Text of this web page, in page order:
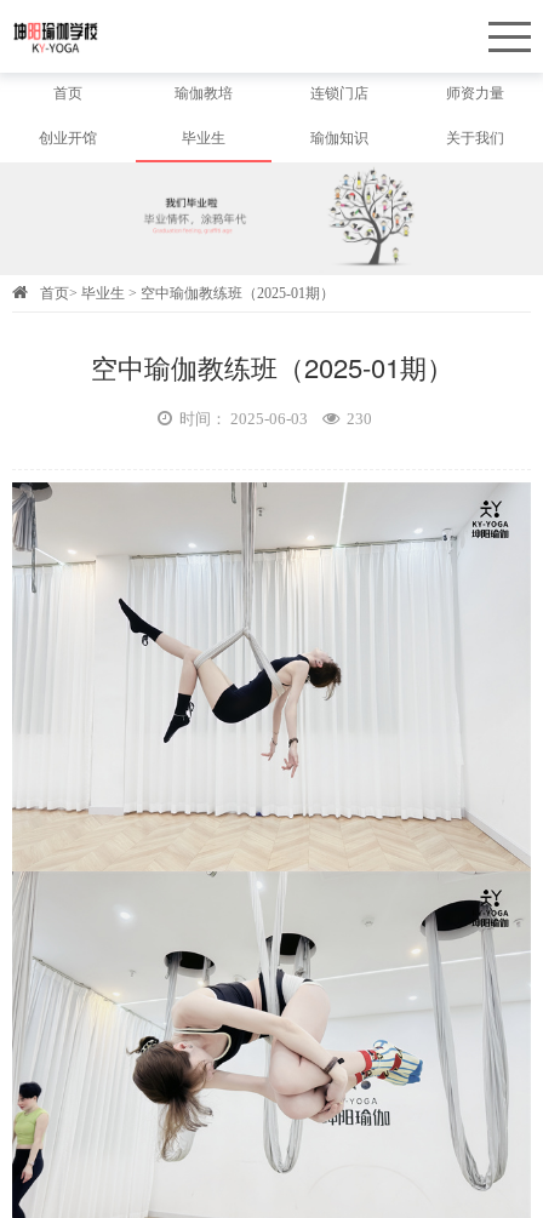
首页 瑜伽教培 连锁门店 师资力量
创业开馆 毕业生 瑜伽知识 关于我们
首页> 毕业生 > 空中瑜伽教练班（2025-01期）
空中瑜伽教练班（2025-01期）
时间： 2025-06-03 230